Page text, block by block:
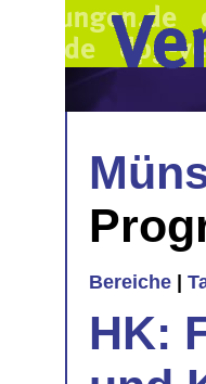
Bereiche
HK: